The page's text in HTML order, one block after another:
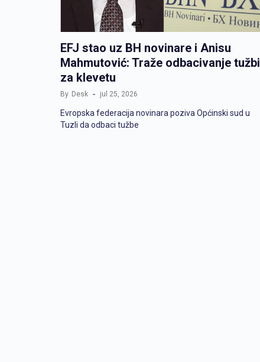
EFJ stao uz BH novinare i Anisu
Mahmutović: Traže odbacivanje tužbi
za klevetu
By Desk jul 25, 2026
Evropska federacija novinara poziva Općinski sud u
Tuzli da odbaci tužbe